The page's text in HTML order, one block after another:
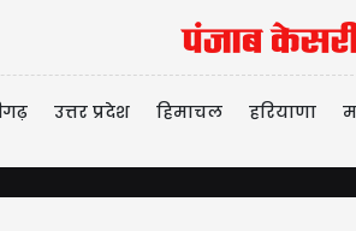
उत्तर प्रदेश हिमाचल हरियाणा